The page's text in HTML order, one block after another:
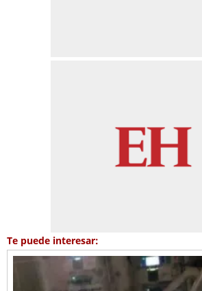
Te puede interesar: